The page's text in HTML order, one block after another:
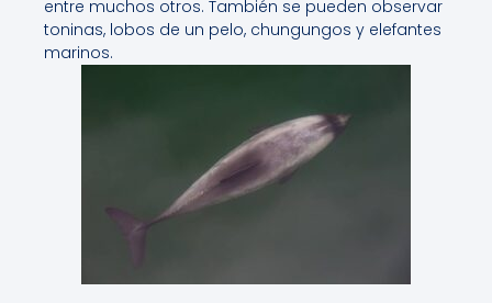
entre muchos otros. También se pueden observar
toninas, lobos de un pelo, chungungos y elefantes
marinos.